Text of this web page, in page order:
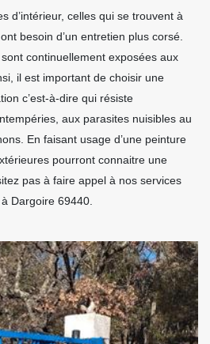
d’intérieur, celles qui se trouvent à
besoin d’un entretien plus corsé.
continuellement exposées aux
il est important de choisir une
c’est-à-dire qui résiste
aux parasites nuisibles au
En faisant usage d’une peinture
pourront connaitre une
pas à faire appel à nos services
Dargoire 69440.